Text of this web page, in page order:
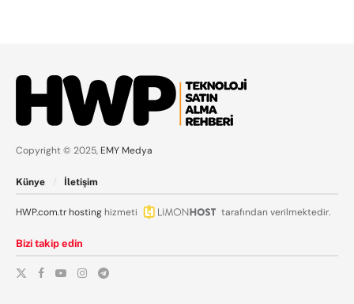
Copyright © 2025, EMY Medya
Künye İletişim
HWP.com.trhosting hizmeti tarafından verilmektedir.
Bizi takip edin